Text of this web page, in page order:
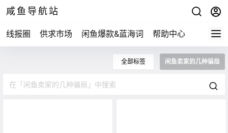
咸鱼导航站
线报圈 供求市场 闲鱼爆款&蓝海词 帮助中心
全部标签 闲鱼卖家的几种骗局